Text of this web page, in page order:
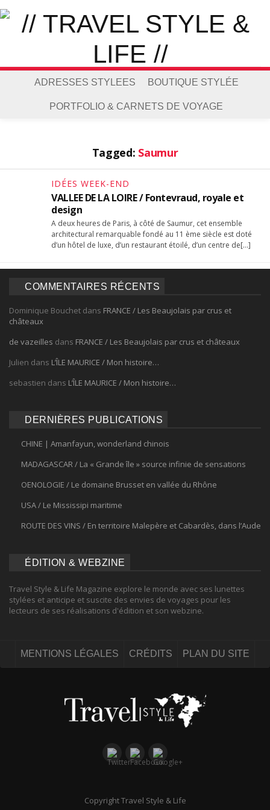
ADRESSES STYLEES BOUTIQUE STYLÉE
PORTFOLIO & CARNETS DE VOYAGE
Tagged: Saumur
IDÉES WEEK-END
VALLEE DE LA LOIRE / Fontevraud, royale et
design
A deux heures de Paris, à côté de Saumur, cet ensemble
architectural remarquable fondé au 11 ème siècle est doté
d’un hôtel de luxe, d’un restaurant étoilé, d’un centre de[…]
COMMENTAIRES RÉCENTS
Dominique Bouchet dans FRANCE / Les Beaujolais par crus et
châteaux
de vazeilles dans FRANCE / Les Beaujolais par crus et châteaux
Julien dans L’ÎLE MAURICE / Mon histoire…
sebastien dans L’ÎLE MAURICE / Mon histoire…
DERNIÈRES PUBLICATIONS
CHINE | Amanfayun, wonderland chinois
MADAGASCAR / La « Grande île » source infinie de sensations
OENOLOGIE / Le domaine Brusset en vallée du Rhône
USA / Le Mississipi maritime
ROUTE DES VINS / En territoire Malepère et Cabardès, dans l’Aude
ÉDITION & WEBZINE
Travel Style & Life Magazine explore le monde avec ses lunettes
stylées et anticipe et suscite des envies de voyages pour les
lecteurs de ses réalisations d'édition et son webzine.
MENTIONS LÉGALES CRÉDITS PLAN DU SITE
Copyright Travel Style & Life